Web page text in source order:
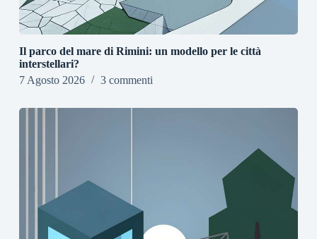
Il parco del mare di Rimini: un modello per le città
interstellari?
7 Agosto 2026
3 commenti